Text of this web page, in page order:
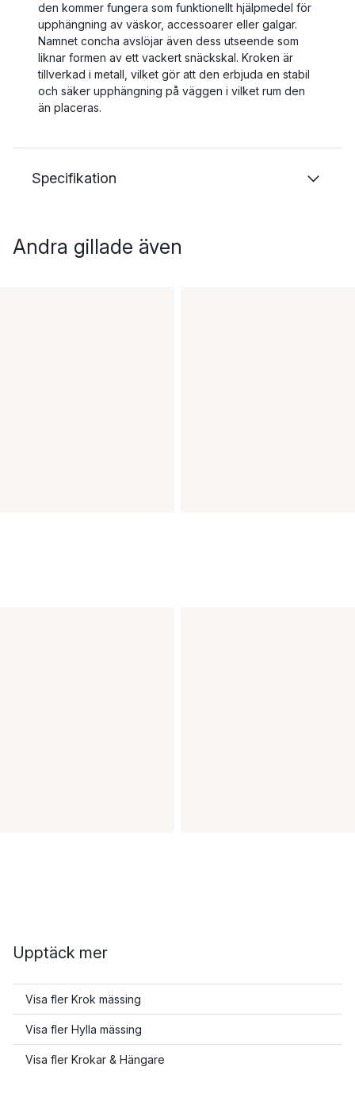
den kommer fungera som funktionellt hjälpmedel för
upphängning av väskor, accessoarer eller galgar.
Namnet concha avslöjar även dess utseende som
liknar formen av ett vackert snäckskal. Kroken är
tillverkad i metall, vilket gör att den erbjuda en stabil
och säker upphängning på väggen i vilket rum den
än placeras.
Specifikation
Andra gillade även
Upptäck mer
Visa fler Krok mässing
Visa fler Hylla mässing
Visa fler Krokar & Hängare